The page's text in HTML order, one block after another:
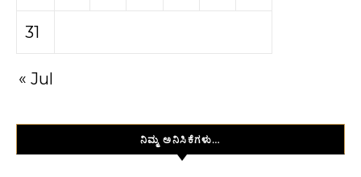
31
« Jul
ನಿಮ್ಮ ಅನಿಸಿಕೆಗಳು…